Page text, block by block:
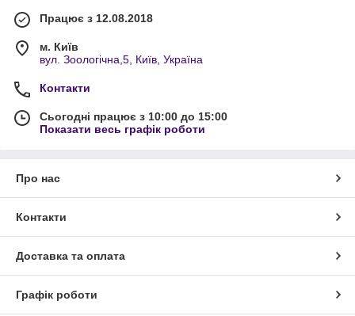
Працює з 12.08.2018
м. Київ
вул. Зоологічна,5, Київ, Україна
Контакти
Сьогодні працює з 10:00 до 15:00
Показати весь графік роботи
Про нас
Контакти
Доставка та оплата
Графік роботи